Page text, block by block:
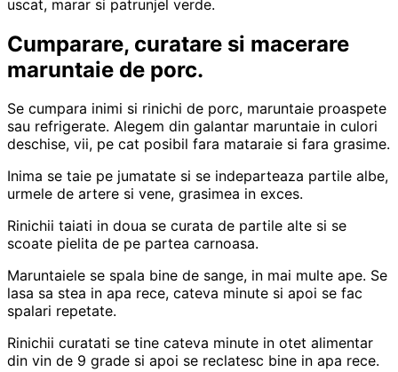
uscat, marar si patrunjel verde.
Cumparare, curatare si macerare
maruntaie de porc.
Se cumpara inimi si rinichi de porc, maruntaie proaspete
sau refrigerate. Alegem din galantar maruntaie in culori
deschise, vii, pe cat posibil fara mataraie si fara grasime.
Inima se taie pe jumatate si se indeparteaza partile albe,
urmele de artere si vene, grasimea in exces.
Rinichii taiati in doua se curata de partile alte si se
scoate pielita de pe partea carnoasa.
Maruntaiele se spala bine de sange, in mai multe ape. Se
lasa sa stea in apa rece, cateva minute si apoi se fac
spalari repetate.
Rinichii curatati se tine cateva minute in otet alimentar
din vin de 9 grade si apoi se reclatesc bine in apa rece.